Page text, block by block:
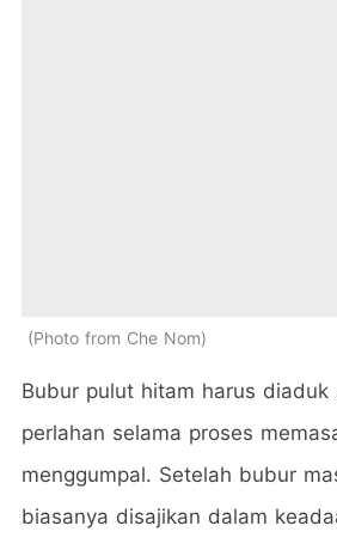
Photo from Che Nom
Bubur pulut hitam harus diaduk
perlahan selama proses
menggumpal. Setelah bubur
biasanya disajikan dalam